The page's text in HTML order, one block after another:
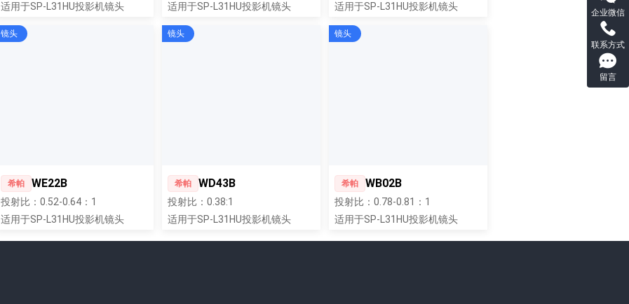
适用于SP-L31HU投影机镜头
适用于SP-L31HU投影机镜头
适用于SP-L31HU投影机镜头
希帕 WE22B
投射比：0.52-0.64：1
适用于SP-L31HU投影机镜头
镜头
希帕 WD43B
投射比：0.38:1
适用于SP-L31HU投影机镜头
镜头
希帕 WB02B
投射比：0.78-0.81：1
适用于SP-L31HU投影机镜头
镜头
企业微信
联系方式
留言